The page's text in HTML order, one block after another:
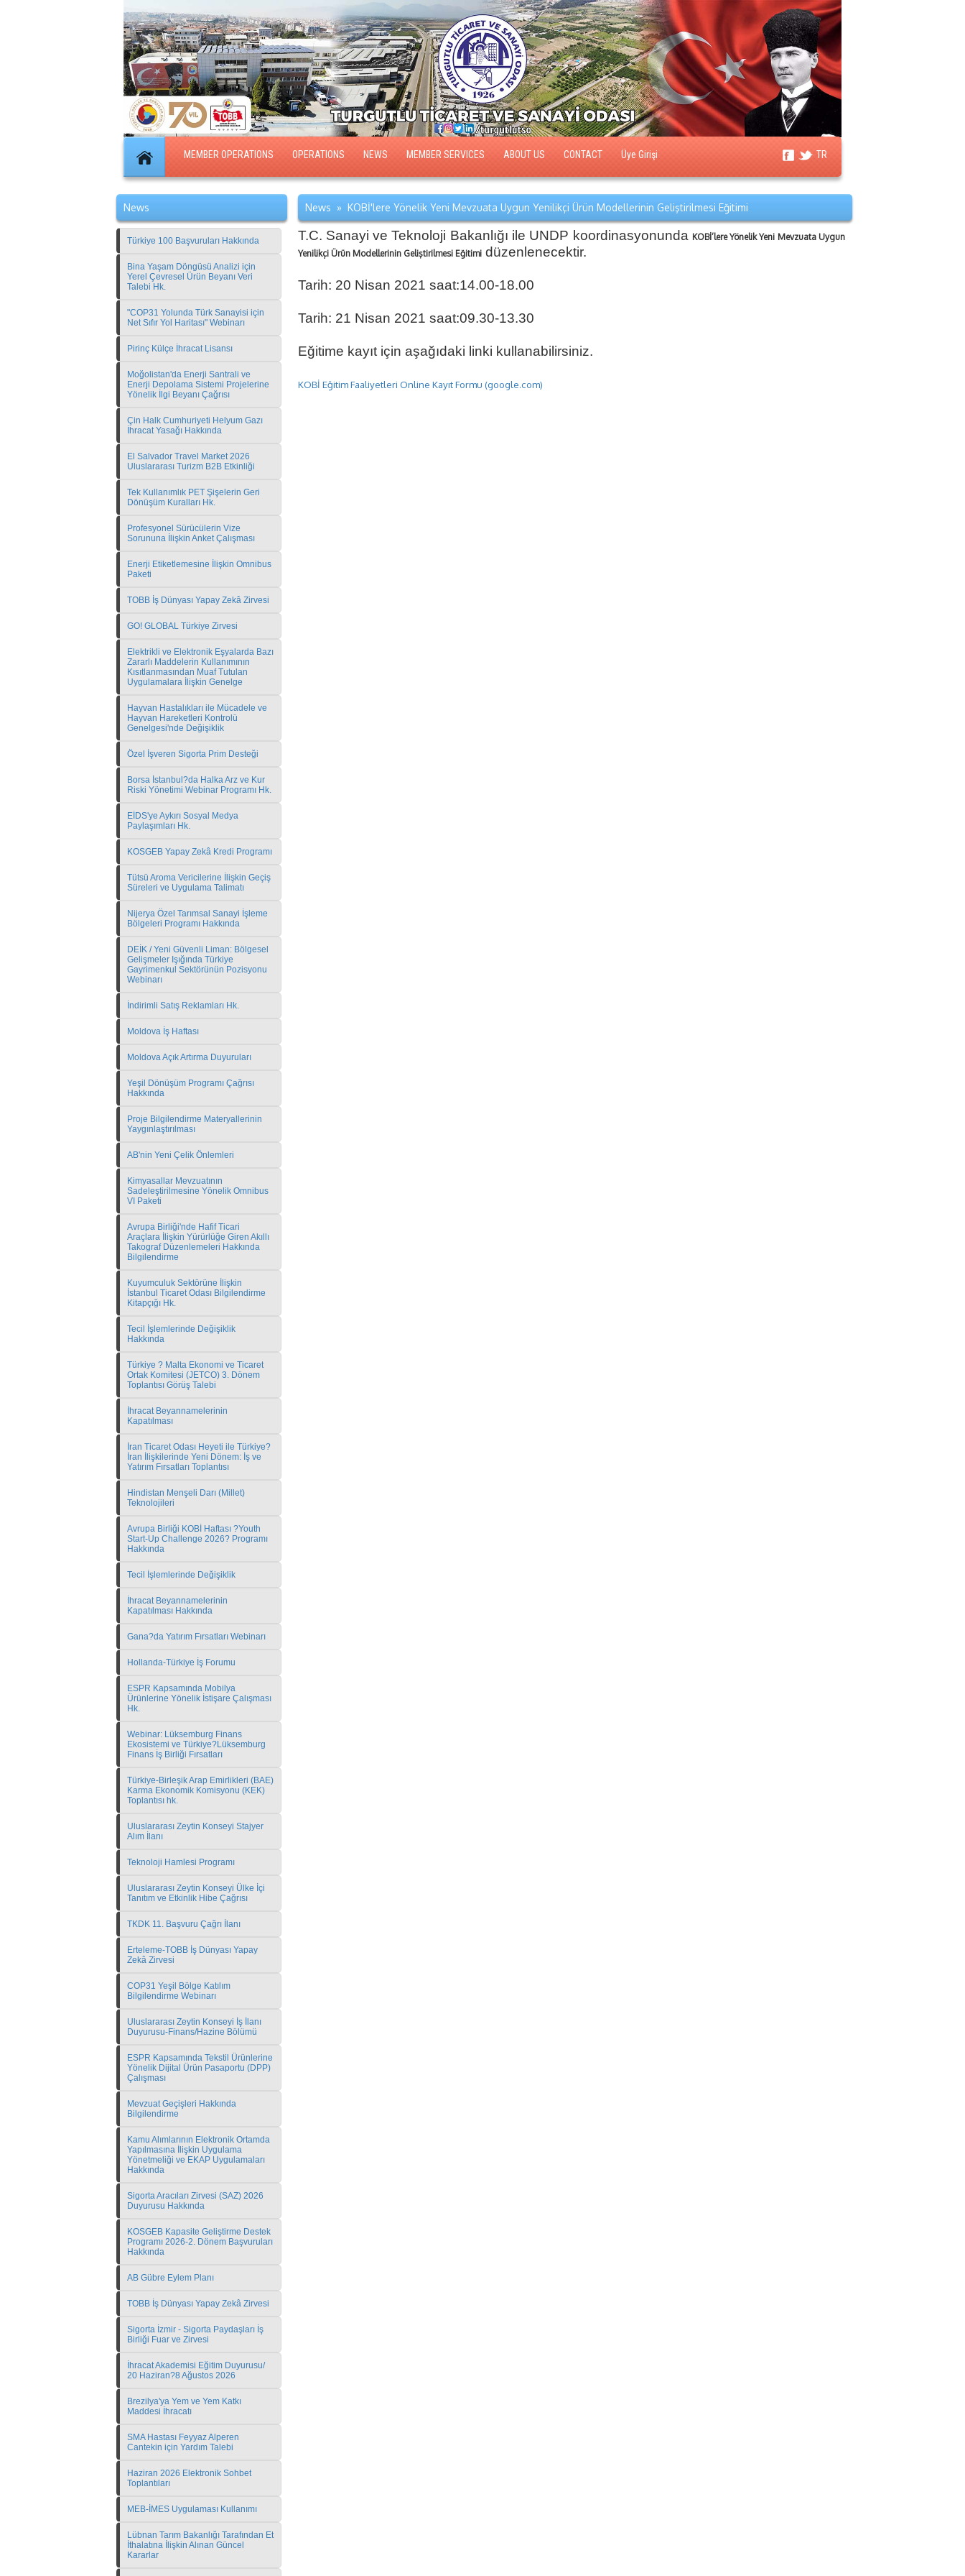
MEMBER OPERATIONS OPERATIONS NEWS MEMBER SERVICES ABOUT US CONTACT Üye Girişi TR
News
Türkiye 100 Başvuruları Hakkında
Bina Yaşam Döngüsü Analizi için
Yerel Çevresel Ürün Beyanı Veri
Talebi Hk.
"COP31 Yolunda Türk Sanayisi için
Net Sıfır Yol Haritası" Webinarı
Pirinç Külçe İhracat Lisansı
Moğolistan'da Enerji Santrali ve
Enerji Depolama Sistemi Projelerine
Yönelik İlgi Beyanı Çağrısı
Çin Halk Cumhuriyeti Helyum Gazı
İhracat Yasağı Hakkında
El Salvador Travel Market 2026
Uluslararası Turizm B2B Etkinliği
Tek Kullanımlık PET Şişelerin Geri
Dönüşüm Kuralları Hk.
Profesyonel Sürücülerin Vize
Sorununa İlişkin Anket Çalışması
Enerji Etiketlemesine İlişkin Omnibus
Paketi
TOBB İş Dünyası Yapay Zekâ Zirvesi
GO! GLOBAL Türkiye Zirvesi
Elektrikli ve Elektronik Eşyalarda Bazı
Zararlı Maddelerin Kullanımının
Kısıtlanmasından Muaf Tutulan
Uygulamalara İlişkin Genelge
Hayvan Hastalıkları ile Mücadele ve
Hayvan Hareketleri Kontrolü
Genelgesi'nde Değişiklik
Özel İşveren Sigorta Prim Desteği
Borsa İstanbul?da Halka Arz ve Kur
Riski Yönetimi Webinar Programı Hk.
EİDS'ye Aykırı Sosyal Medya
Paylaşımları Hk.
KOSGEB Yapay Zekâ Kredi Programı
Tütsü Aroma Vericilerine İlişkin Geçiş
Süreleri ve Uygulama Talimatı
Nijerya Özel Tarımsal Sanayi İşleme
Bölgeleri Programı Hakkında
DEİK / Yeni Güvenli Liman: Bölgesel
Gelişmeler Işığında Türkiye
Gayrimenkul Sektörünün Pozisyonu
Webinarı
İndirimli Satış Reklamları Hk.
Moldova İş Haftası
Moldova Açık Artırma Duyuruları
Yeşil Dönüşüm Programı Çağrısı
Hakkında
Proje Bilgilendirme Materyallerinin
Yaygınlaştırılması
AB'nin Yeni Çelik Önlemleri
Kimyasallar Mevzuatının
Sadeleştirilmesine Yönelik Omnibus
VI Paketi
Avrupa Birliği'nde Hafif Ticari
Araçlara İlişkin Yürürlüğe Giren Akıllı
Takograf Düzenlemeleri Hakkında
Bilgilendirme
Kuyumculuk Sektörüne İlişkin
İstanbul Ticaret Odası Bilgilendirme
Kitapçığı Hk.
Tecil İşlemlerinde Değişiklik
Hakkında
Türkiye ? Malta Ekonomi ve Ticaret
Ortak Komitesi (JETCO) 3. Dönem
Toplantısı Görüş Talebi
İhracat Beyannamelerinin
Kapatılması
İran Ticaret Odası Heyeti ile Türkiye?
İran İlişkilerinde Yeni Dönem: İş ve
Yatırım Fırsatları Toplantısı
Hindistan Menşeli Darı (Millet)
Teknolojileri
Avrupa Birliği KOBİ Haftası ?Youth
Start-Up Challenge 2026? Programı
Hakkında
Tecil İşlemlerinde Değişiklik
İhracat Beyannamelerinin
Kapatılması Hakkında
Gana?da Yatırım Fırsatları Webinarı
Hollanda-Türkiye İş Forumu
ESPR Kapsamında Mobilya
Ürünlerine Yönelik İstişare Çalışması
Hk.
Webinar: Lüksemburg Finans
Ekosistemi ve Türkiye?Lüksemburg
Finans İş Birliği Fırsatları
Türkiye-Birleşik Arap Emirlikleri (BAE)
Karma Ekonomik Komisyonu (KEK)
Toplantısı hk.
Uluslararası Zeytin Konseyi Stajyer
Alım İlanı
Teknoloji Hamlesi Programı
Uluslararası Zeytin Konseyi Ülke İçi
Tanıtım ve Etkinlik Hibe Çağrısı
TKDK 11. Başvuru Çağrı İlanı
Erteleme-TOBB İş Dünyası Yapay
Zekâ Zirvesi
COP31 Yeşil Bölge Katılım
Bilgilendirme Webinarı
Uluslararası Zeytin Konseyi İş İlanı
Duyurusu-Finans/Hazine Bölümü
ESPR Kapsamında Tekstil Ürünlerine
Yönelik Dijital Ürün Pasaportu (DPP)
Çalışması
Mevzuat Geçişleri Hakkında
Bilgilendirme
Kamu Alımlarının Elektronik Ortamda
Yapılmasına İlişkin Uygulama
Yönetmeliği ve EKAP Uygulamaları
Hakkında
Sigorta Aracıları Zirvesi (SAZ) 2026
Duyurusu Hakkında
KOSGEB Kapasite Geliştirme Destek
Programı 2026-2. Dönem Başvuruları
Hakkında
AB Gübre Eylem Planı
TOBB İş Dünyası Yapay Zekâ Zirvesi
Sigorta İzmir - Sigorta Paydaşları İş
Birliği Fuar ve Zirvesi
İhracat Akademisi Eğitim Duyurusu/
20 Haziran?8 Ağustos 2026
Brezilya'ya Yem ve Yem Katkı
Maddesi İhracatı
SMA Hastası Feyyaz Alperen
Cantekin için Yardım Talebi
Haziran 2026 Elektronik Sohbet
Toplantıları
MEB-İMES Uygulaması Kullanımı
Lübnan Tarım Bakanlığı Tarafından Et
İthalatına İlişkin Alınan Güncel
Kararlar
News » KOBİ'lere Yönelik Yeni Mevzuata Uygun Yenilikçi Ürün Modellerinin Geliştirilmesi Eğitimi
T.C. Sanayi ve Teknoloji Bakanlığı ile UNDP koordinasyonunda KOBİ’lere Yönelik Yeni Mevzuata Uygun
Yenilikçi Ürün Modellerinin Geliştirilmesi Eğitimidüzenlenecektir.
Tarih: 20 Nisan 2021 saat:14.00-18.00
Tarih: 21 Nisan 2021 saat:09.30-13.30
Eğitime kayıt için aşağıdaki linki kullanabilirsiniz.
KOBİ Eğitim Faaliyetleri Online Kayıt Formu (google.com)